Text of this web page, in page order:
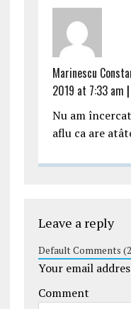
Marinescu
2019 at 7:33 am |
Nu am
aflu ca are
Leave a reply
Default Comments
Your email
Comment